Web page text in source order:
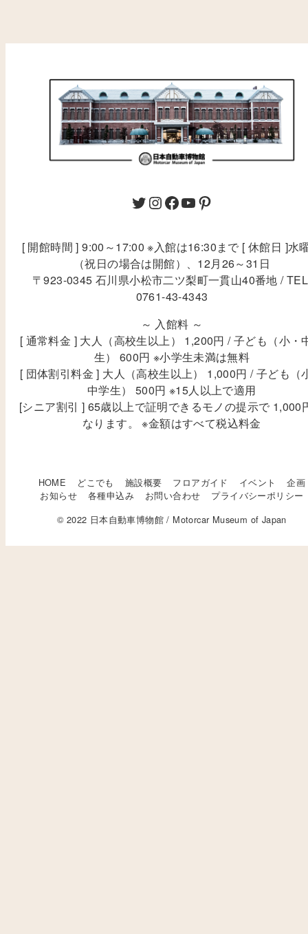
[ 開館時間 ] 9:00～17:00 ※入館は16:30まで [ 休館日 ]水
（祝日の場合は開館）、12月26～31日
〒923-0345 石川県小松市二ツ梨町一貫山40番地 /
0761-43-4343
～ 入館料 ～
[ 通常料金 ] 大人（高校生以上） 1,200円 / 子ども（小・
生） 600円 ※小学生未満は無料
[ 団体割引料金 ] 大人（高校生以上） 1,000円 / 子ども（
中学生） 500円 ※15人以上で適用
[シニア割引 ] 65歳以上で証明できるモノの提示で 1,000
なります。 ※金額はすべて税込料金
HOME どこでも 施設概要 フロアガイド イベント
企画
お知らせ
各種申込み お問い合わせ
プライバシーポリシー
© 2022 日本自動車博物館 / Motorcar Museum of Japan